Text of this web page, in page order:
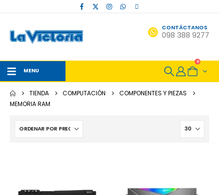
CONTÁCTANOS
098 388 9277
MENU
0
TIENDA COMPUTACIÓN
COMPONENTES Y PIEZAS
MEMORIA RAM